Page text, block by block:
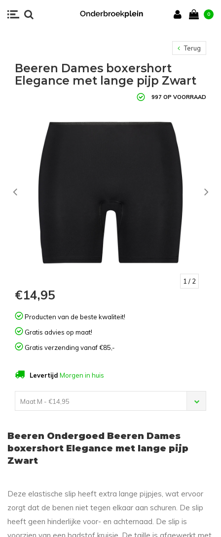
0
Terug
Beeren Dames boxershort
Elegance met lange pijp Zwart
997 OP VOORRAAD
1 / 2
€14,95
Producten van de beste kwaliteit!
Gratis advies op maat!
Gratis verzending vanaf €85,-
Levertijd Morgen in huis
Maat M - €14,95
Beeren Ondergoed Beeren Dames
boxershort Elegance met lange pijp
Zwart
Deze elastische slip heeft extra lange pijpjes, wat ervoor
zorgt dat de benen niet tegen elkaar aan schuren. De slip
heeft geen hinderlijke voor- en achternaad. De slip is